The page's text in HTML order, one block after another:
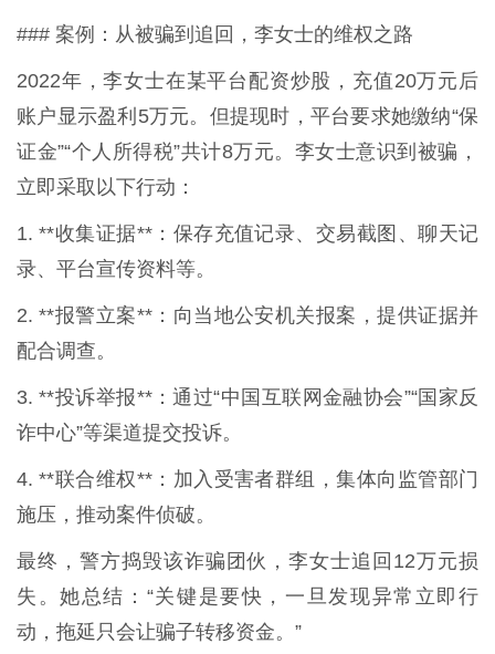
### 案例：从被骗到追回，李女士的维权之路
2022年，李女士在某平台配资炒股，充值20万元后
账户显示盈利5万元。但提现时，平台要求她缴纳“保
证金”“个人所得税”共计8万元。李女士意识到被骗，
立即采取以下行动：
1. **收集证据**：保存充值记录、交易截图、聊天记
录、平台宣传资料等。
2. **报警立案**：向当地公安机关报案，提供证据并
配合调查。
3. **投诉举报**：通过“中国互联网金融协会”“国家反
诈中心”等渠道提交投诉。
4. **联合维权**：加入受害者群组，集体向监管部门
施压，推动案件侦破。
最终，警方捣毁该诈骗团伙，李女士追回12万元损
失。她总结：“关键是要快，一旦发现异常立即行
动，拖延只会让骗子转移资金。”